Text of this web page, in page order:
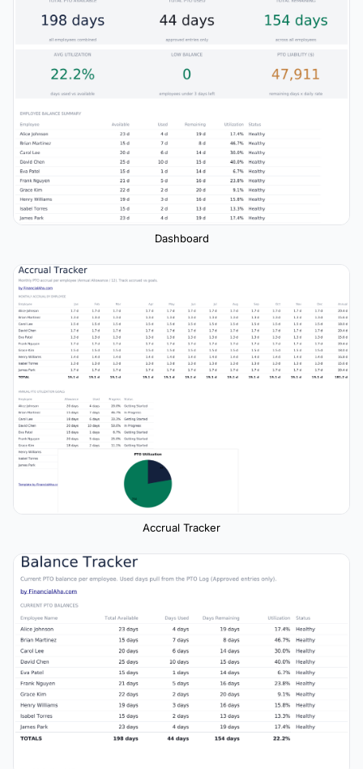
Dashboard
Accrual Tracker